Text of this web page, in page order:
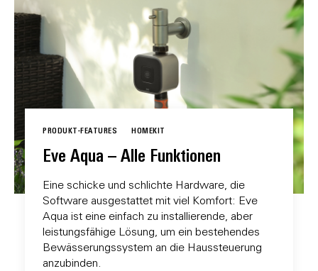
PRODUKT-FEATURES HOMEKIT
Eve Aqua – Alle Funktionen
Eine schicke und schlichte Hardware, die
Software ausgestattet mit viel Komfort: Eve
Aqua ist eine einfach zu installierende, aber
leistungsfähige Lösung, um ein bestehendes
Bewässerungssystem an die Haussteuerung
anzubinden.